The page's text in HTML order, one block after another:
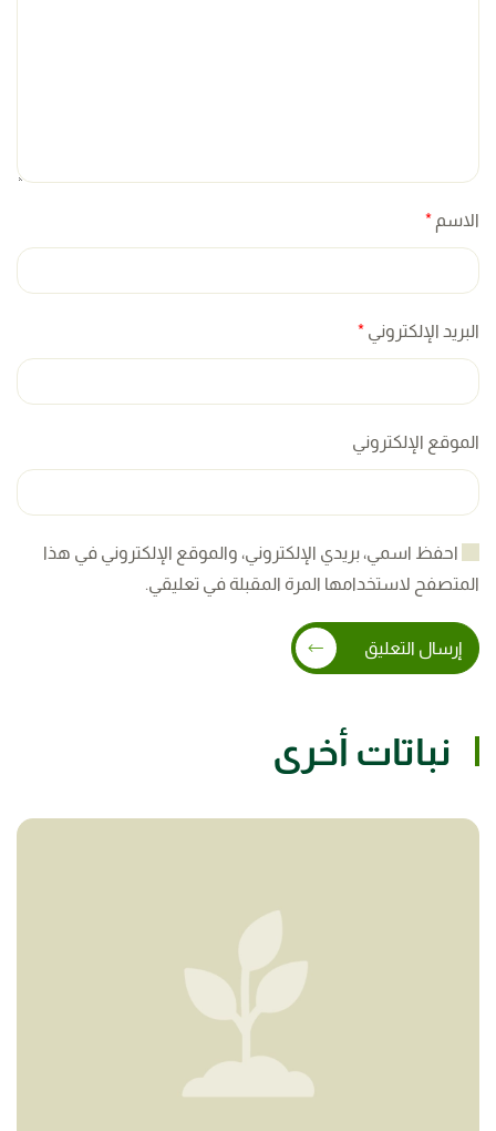
الاسم *
البريد الإلكتروني *
الموقع الإلكتروني
احفظ اسمي، بريدي الإلكتروني، والموقع الإلكتروني في هذا
المتصفح لاستخدامها المرة المقبلة في تعليقي.
إرسال التعليق
نباتات أخرى